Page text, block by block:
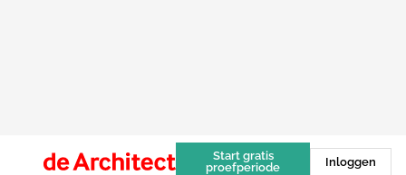
Start gratis
proefperiode
Inloggen